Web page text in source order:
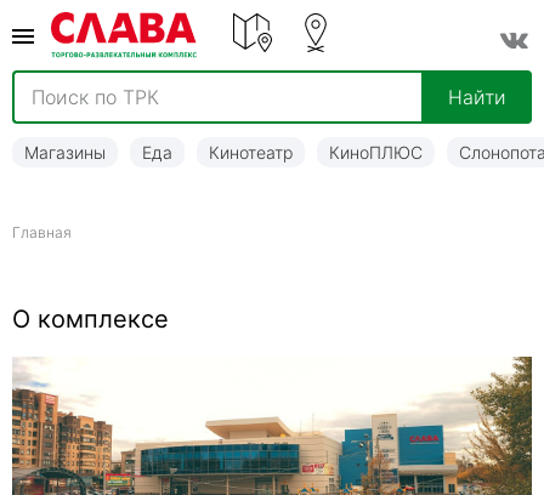
Найти
Магазины Еда Кинотеатр КиноПЛЮС
Главная
О комплексе